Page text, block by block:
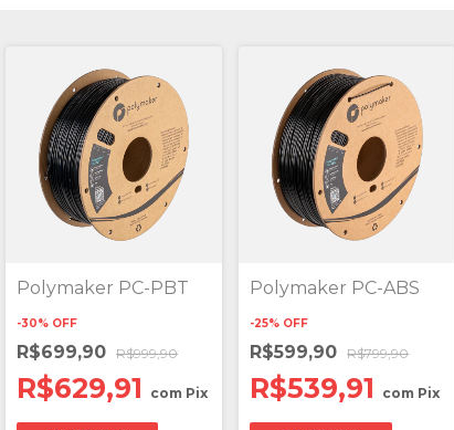
Polymaker PC-PBT
-30% OFF
R$699,90 R$999,90
R$629,91 com Pix
Polymaker PC-ABS
-25% OFF
R$599,90 R$799,90
R$539,91 com Pix